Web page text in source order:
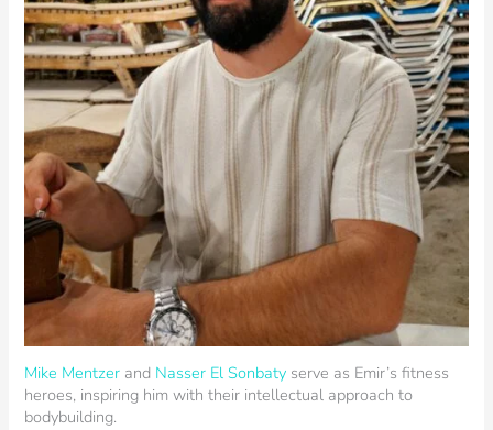
Mike Mentzer and Nasser El Sonbaty serve as Emir’s fitness
heroes, inspiring him with their intellectual approach to
bodybuilding.